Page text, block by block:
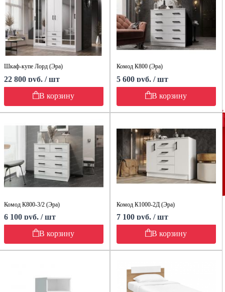
Шкаф-купе Лорд (Эра)
22 800 руб. / шт
В корзину
Комод К800 (Эра)
5 600 руб. / шт
В корзину
Комод К800-3/2 (Эра)
6 100 руб. / шт
В корзину
Комод К1000-2Д (Эра)
7 100 руб. / шт
В корзину